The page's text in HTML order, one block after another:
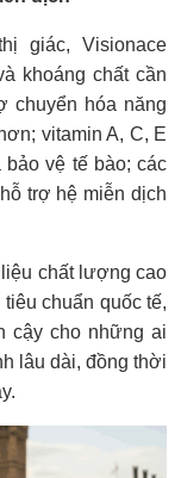
giác, Visionace
khoáng chất cần
chuyển hóa năng
vitamin A, C, E
vệ tế bào; các
trợ hệ miễn dịch
chất lượng cao
chuẩn quốc tế,
cậy cho những ai
lâu dài, đồng thời